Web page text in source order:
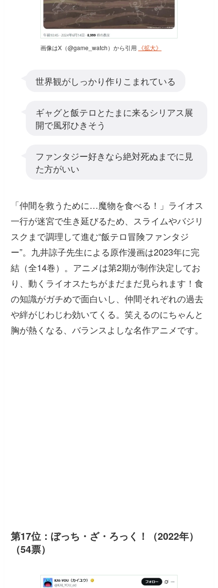
画像はX（@game_watch）から引用 《拡大》
世界観がしっかり作りこまれている
ギャグと飯テロとたまに来るシリアス展
開で風邪ひきそう
ファンタジー好きなら絶対死ぬまでに見
た方がいい
「仲間を救うために…魔物を食べる！」ライオス
一行が迷宮で生き延びるため、スライムやバジリ
スクまで調理して進む“飯テロ冒険ファンタジ
ー”。九井諒子先生による原作漫画は2023年に完
結（全14巻）。アニメは第2期が制作決定してお
り、動くライオスたちがまだまだ見られます！食
の知識がガチめで面白いし、仲間それぞれの過去
や絆がじわじわ効いてくる。笑えるのにちゃんと
胸が熱くなる、バランスよしな名作アニメです。
第17位：ぼっち・ざ・ろっく！（2022年）
（54票）